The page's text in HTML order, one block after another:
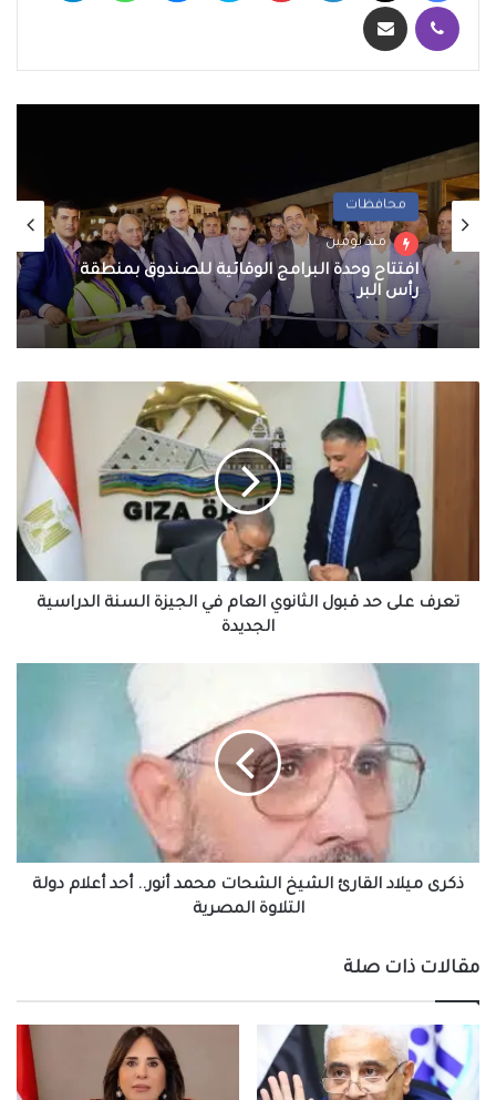
ڤايبر مشاركة عبر البريد
محافظات
منذ يومين
افتتاح وحدة البرامج الوقائية للصندوق بمنطقة
رأس البر
السنة
الدراسية
تعرف على حد قبول الثانوي العام في الجيزة السنة الدراسية
الجديدة
أعلام
دولةذكرى ميلاد القارئ الشيخ الشحات محمد أنور.. أحد أعلام دولة
التلاوة المصرية
مقالات ذات صلة